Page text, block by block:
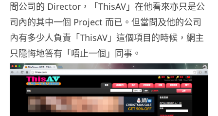
間公司的 Director，「ThisAV」在他看來亦只是公
司內的其中一個 Project 而已。但當問及他的公司
內有多少人負責「ThisAV」這個項目的時候，網主
只隱悔地答有「唔止一個」同事。